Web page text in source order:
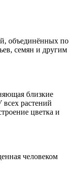
объединённых по
семян и другим
близкие
растений
цветка и
человеком